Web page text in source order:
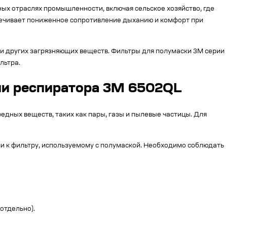
отраслях промышленности, включая сельское хозяйство, где
пониженное сопротивление дыханию и комфорт при
других загрязняющих веществ. Фильтры для полумаски 3M серии
респиратора 3M 6502QL
веществ, таких как пары, газы и пылевые частицы. Для
к фильтру, используемому с полумаской. Необходимо соблюдать